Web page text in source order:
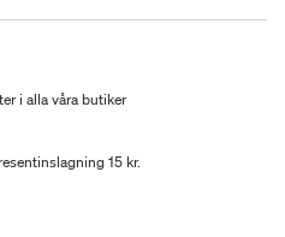
i alla våra butiker
15 kr.